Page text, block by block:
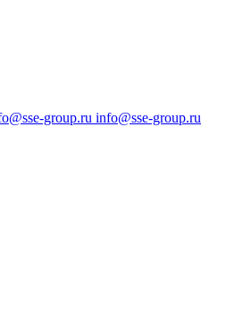
group.ru info@sse-group.ru